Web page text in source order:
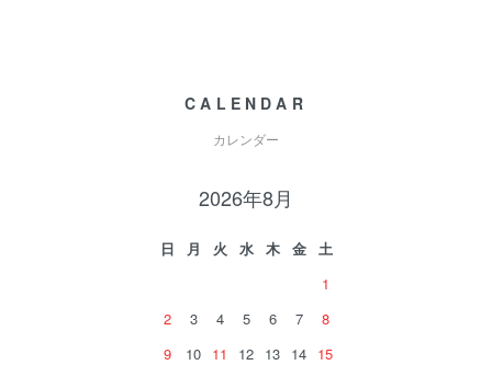
CALENDAR
カレンダー
2026年8月
日 月 火 水 木 金
土
1
2
3 4 5 6 7
8
9
10 11 12 13 14 15